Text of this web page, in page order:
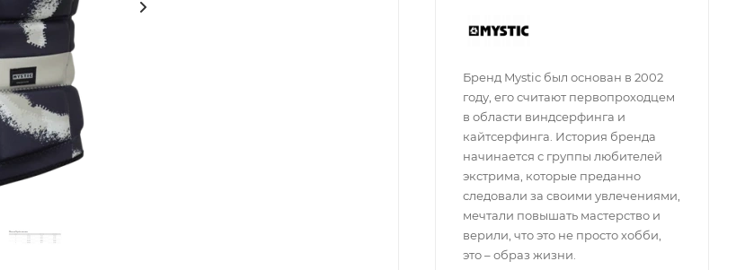
Бренд Mystic был основан в 2002
году, его считают первопроходцем
в области виндсерфинга и
кайтсерфинга. История бренда
начинается с группы любителей
экстрима, которые преданно
следовали за своими увлечениями,
мечтали повышать мастерство и
верили, что это не просто хобби,
это – образ жизни.